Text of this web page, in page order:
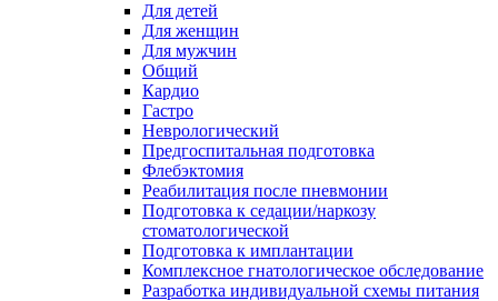
Для детей
Для женщин
Для мужчин
Общий
Кардио
Гастро
Неврологический
Предгоспитальная подготовка
Флебэктомия
Реабилитация после пневмонии
Подготовка к седации/наркозу
стоматологической
Подготовка к имплантации
Комплексное гнатологическое обследование
Разработка индивидуальной схемы питания